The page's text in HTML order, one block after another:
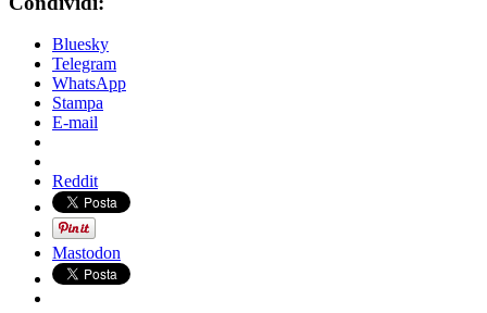
Bluesky
Telegram
WhatsApp
Stampa
E-mail
Reddit
Mastodon